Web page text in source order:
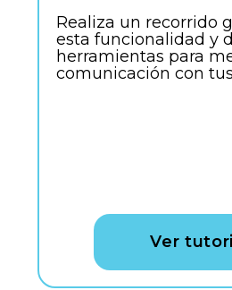
Realiza un recorrido
esta funcionalidad y
herramientas para
comunicación con
Ver